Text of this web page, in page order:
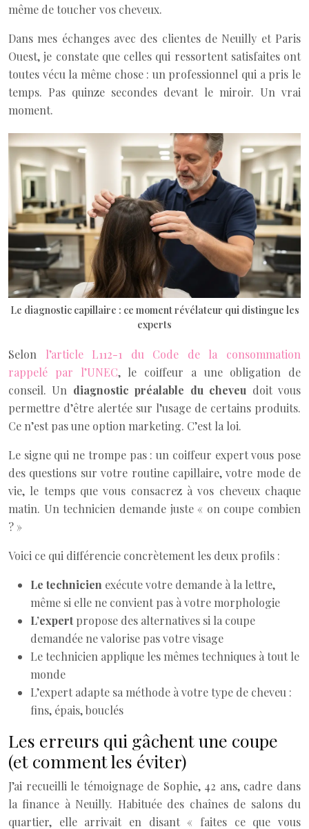
même de toucher vos cheveux.
Dans mes échanges avec des clientes de Neuilly et Paris
Ouest, je constate que celles qui ressortent satisfaites ont
toutes vécu la même chose : un professionnel qui a pris le
temps. Pas quinze secondes devant le miroir. Un vrai
moment.
Le diagnostic capillaire : ce moment révélateur qui distingue les
experts
Selon l’article L112-1 du Code de la consommation
rappelé par l’UNEC, le coiffeur a une obligation de
conseil. Un diagnostic préalable du cheveu doit vous
permettre d’être alertée sur l’usage de certains produits.
Ce n’est pas une option marketing. C’est la loi.
Le signe qui ne trompe pas : un coiffeur expert vous pose
des questions sur votre routine capillaire, votre mode de
vie, le temps que vous consacrez à vos cheveux chaque
matin. Un technicien demande juste « on coupe combien
? »
Voici ce qui différencie concrètement les deux profils :
Le technicien exécute votre demande à la lettre,
même si elle ne convient pas à votre morphologie
L’expertpropose des alternatives si la coupe
demandée ne valorise pas votre visage
Le technicien applique les mêmes techniques à tout le
monde
L’expert adapte sa méthode à votre type de cheveu :
fins, épais, bouclés
Les erreurs qui gâchent une coupe
(et comment les éviter)
J’ai recueilli le témoignage de Sophie, 42 ans, cadre dans
la finance à Neuilly. Habituée des chaînes de salons du
quartier, elle arrivait en disant « faites ce que vous